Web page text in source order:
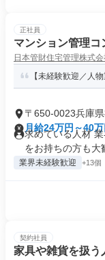
正社員
マンション管理コ
日本管財住宅管理株式会
【未経験歓迎／人
〒650-0023兵庫
月給24万円～40万
求めている人材
をお持ちの方も大
業界未経験歓迎 +13個
契約社員
家具や雑貨を扱う